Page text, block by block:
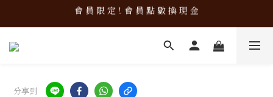
新 品 上 架！超 質 感 韓 系 餐 具 組 合 優 惠 中 ❤️
會 員 限 定！會 員 點 數 換 現 金
分享到